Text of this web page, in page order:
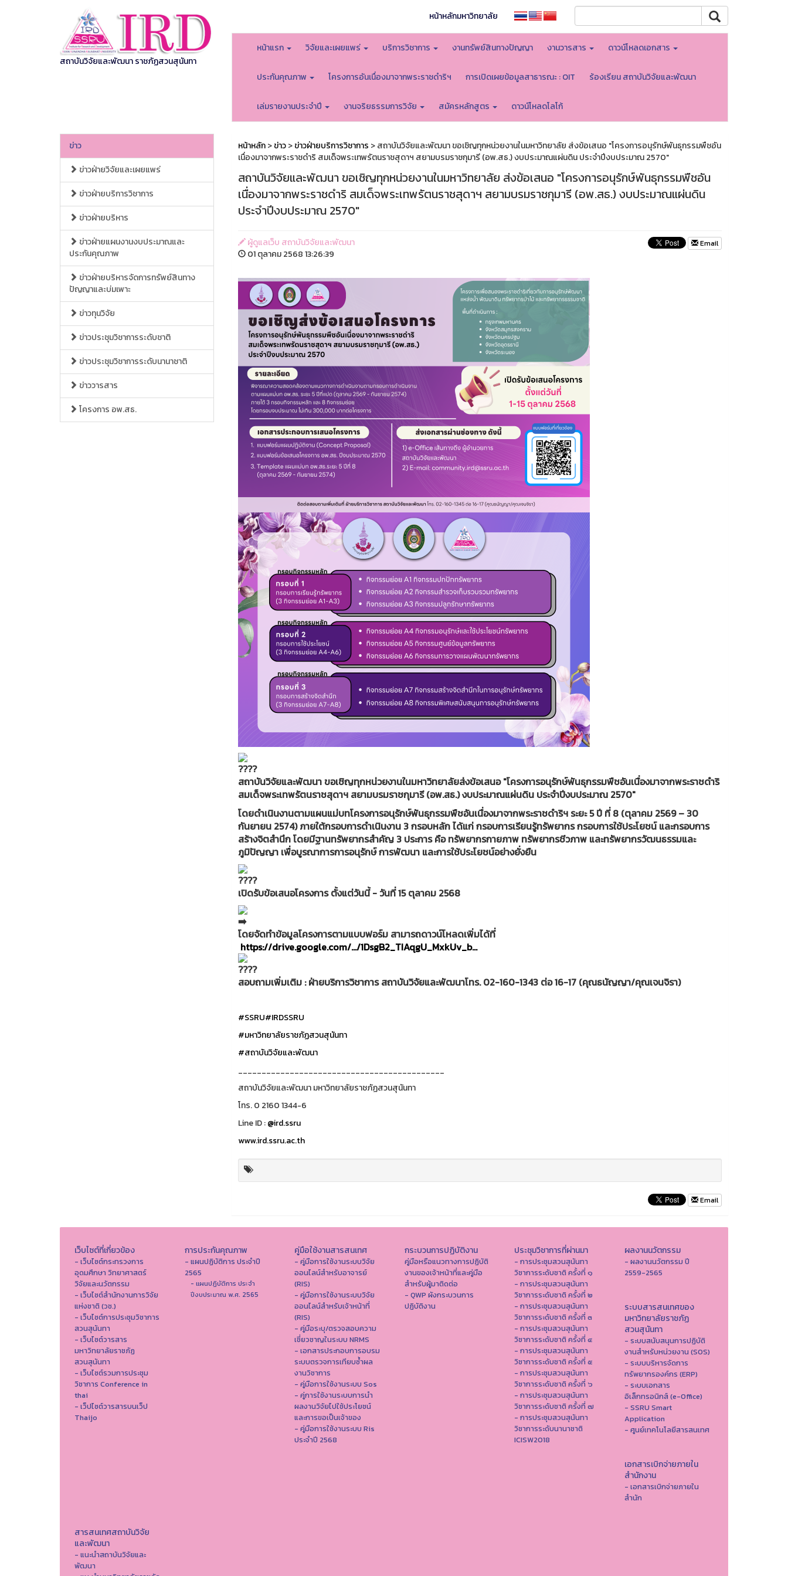
สถาบันวิจัยและพัฒนา ราชภัฏสวนสุนันทา
หน้าหลักมหาวิทยาลัย
หน้าแรก วิจัยและเผยแพร่ บริการวิชาการ งานทรัพย์สินทางปัญญา งานวารสาร ดาวน์โหลดเอกสาร
ประกันคุณภาพ โครงการอันเนื่องมาจากพระราชดำริฯ การเปิดเผยข้อมูลสาธารณะ : OIT ร้องเรียน สถาบันวิจัยและพัฒนา
เล่มรายงานประจำปี งานจริยธรรมการวิจัย สมัครหลักสูตร ดาวน์โหลดโลโก้
ข่าว
ข่าวฝ่ายวิจัยและเผยแพร่
ข่าวฝ่ายบริการวิชาการ
ข่าวฝ่ายบริหาร
ข่าวฝ่ายแผนงานงบประมาณและ
ประกันคุณภาพ
ข่าวฝ่ายบริหารจัดการทรัพย์สินทาง
ปัญญาและบ่มเพาะ
ข่าวทุนวิจัย
ข่าวประชุมวิชาการระดับชาติ
ข่าวประชุมวิชาการระดับนานาชาติ
ข่าววารสาร
โครงการ อพ.สธ.
หน้าหลัก>ข่าว>ข่าวฝ่ายบริการวิชาการ > สถาบันวิจัยและพัฒนา ขอเชิญทุกหน่วยงานในมหาวิทยาลัย ส่งข้อเสนอ "โครงการอนุรักษ์พันธุกรรมพืชอัน
เนื่องมาจากพระราชดำริ สมเด็จพระเทพรัตนราชสุดาฯ สยามบรมราชกุมารี (อพ.สธ.) งบประมาณแผ่นดิน ประจำปีงบประมาณ 2570"
สถาบันวิจัยและพัฒนา ขอเชิญทุกหน่วยงานในมหาวิทยาลัย ส่งข้อเสนอ "โครงการอนุรักษ์พันธุกรรมพืชอัน
เนื่องมาจากพระราชดำริ สมเด็จพระเทพรัตนราชสุดาฯ สยามบรมราชกุมารี (อพ.สธ.) งบประมาณแผ่นดิน
ประจำปีงบประมาณ 2570"
ผู้ดูแลเว็บ สถาบันวิจัยและพัฒนา
01 ตุลาคม 2568 13:26:39
Email
สถาบันวิจัยและพัฒนา ขอเชิญทุกหน่วยงานในมหาวิทยาลัยส่งข้อเสนอ "โครงการอนุรักษ์พันธุกรรมพืชอันเนื่องมาจากพระราชดำริ
สมเด็จพระเทพรัตนราชสุดาฯ สยามบรมราชกุมารี (อพ.สธ.) งบประมาณแผ่นดิน ประจำปีงบประมาณ 2570"
โดยดำเนินงานตามแผนแม่บทโครงการอนุรักษ์พันธุกรรมพืชอันเนื่องมาจากพระราชดำริฯ ระยะ 5 ปี ที่ 8 (ตุลาคม 2569 – 30
กันยายน 2574) ภายใต้กรอบการดำเนินงาน 3 กรอบหลัก ได้แก่ กรอบการเรียนรู้ทรัพยากร กรอบการใช้ประโยชน์ และกรอบการ
สร้างจิตสำนึก โดยมีฐานทรัพยากรสำคัญ 3 ประการ คือ ทรัพยากรกายภาพ ทรัพยากรชีวภาพ และทรัพยากรวัฒนธรรมและ
ภูมิปัญญา เพื่อบูรณาการการอนุรักษ์ การพัฒนา และการใช้ประโยชน์อย่างยั่งยืน
เปิดรับข้อเสนอโครงการ ตั้งแต่วันนี้ - วันที่ 15 ตุลาคม 2568
โดยจัดทำข้อมูลโครงการตามแบบฟอร์ม สามารถดาวน์โหลดเพิ่มได้ที่
https://drive.google.com/.../1DsgB2_TIAqgU_MxkUv_b...
สอบถามเพิ่มเติม : ฝ่ายบริการวิชาการ สถาบันวิจัยและพัฒนาโทร. 02-160-1343 ต่อ 16-17 (คุณธนัญญา/คุณเจนจิรา)
#SSRU#IRDSSRU
#มหาวิทยาลัยราชภัฏสวนสุนันทา
#สถาบันวิจัยและพัฒนา
____________________________________________
สถาบันวิจัยและพัฒนา มหาวิทยาลัยราชภัฏสวนสุนันทา
โทร. 0 2160 1344-6
Line ID :@ird.ssru
www.ird.ssru.ac.th
Email
เว็บไซต์ที่เกี่ยวข้อง
- เว็บไซต์กระทรวงการ
อุดมศึกษา วิทยาศาสตร์
วิจัยและนวัตกรรม
- เว็บไซต์สำนักงานการวิจัย
แห่งชาติ (วช.)
- เว็บไซต์การประชุมวิชาการ
สวนสุนันทา
- เว็บไซต์วารสาร
มหาวิทยาลัยราชภัฏ
สวนสุนันทา
- เว็บไซต์รวมการประชุม
วิชาการ Conference in
thai
- เว็ปไซต์วารสารบนเว็ป
Thaijo
การประกันคุณภาพ
- แผนปฏิบัติการ ประจำปี
2565
- แผนปฏิบัติการ ประจำ
ปีงบประมาณ พ.ศ. 2565
คู่มือใช้งานสารสนเทศ
- คู่มือการใช้งานระบบวิจัย
ออนไลน์สำหรับอาจารย์
(RIS)
- คู่มือการใช้งานระบบวิจัย
ออนไลน์สำหรับเจ้าหน้าที่
(RIS)
- คู่มือระบุ/ตรวจสอบความ
เชี่ยวชาญในระบบ NRMS
- เอกสารประกอบการอบรม
ระบบตรวจการเทียบซ้ำผล
งานวิชาการ
- คู่มือการใช้งานระบบ Sos
- คู่การใช้งานระบบการนำ
ผลงานวิจัยไปใช้ประโยชน์
และการขอเป็นเจ้าของ
- คู่มือการใช้งานระบบ Ris
ประจำปี 2568
กระบวนการปฏิบัติงาน
คู่มือหรือแนวทางการปฏิบัติ
งานของเจ้าหน้าที่และคู่มือ
สำหรับผู้มาติดต่อ
- QWP ผังกระบวนการ
ปฏิบัติงาน
ประชุมวิชาการที่ผ่านมา
- การประชุมสวนสุนันทา
วิชาการระดับชาติ ครั้งที่ ๑
- การประชุมสวนสุนันทา
วิชาการระดับชาติ ครั้งที่ ๒
- การประชุมสวนสุนันทา
วิชาการระดับชาติ ครั้งที่ ๓
- การประชุมสวนสุนันทา
วิชาการระดับชาติ ครั้งที่ ๔
- การประชุมสวนสุนันทา
วิชาการระดับชาติ ครั้งที่ ๕
- การประชุมสวนสุนันทา
วิชาการระดับชาติ ครั้งที่ ๖
- การประชุมสวนสุนันทา
วิชาการระดับชาติ ครั้งที่ ๗
- การประชุมสวนสุนันทา
วิชาการระดับนานาชาติ
ICISW2018
ผลงานนวัตกรรม
- ผลงานนวัตกรรม ปี
2559-2565
ระบบสารสนเทศของ
มหาวิทยาลัยราชภัฏ
สวนสุนันทา
- ระบบสนับสนุนการปฏิบัติ
งานสำหรับหน่วยงาน (SOS)
- ระบบบริหารจัดการ
ทรัพยากรองค์กร (ERP)
- ระบบเอกสาร
อิเล็กทรอนิกส์ (e-Office)
- SSRU Smart
Application
- ศูนย์เทคโนโลยีสารสนเทศ
เอกสารเบิกจ่ายภายใน
สำนักงาน
- เอกสารเบิกจ่ายภายใน
สำนัก
สารสนเทศสถาบันวิจัย
และพัฒนา
- แนะนำสถาบันวิจัยและ
พัฒนา